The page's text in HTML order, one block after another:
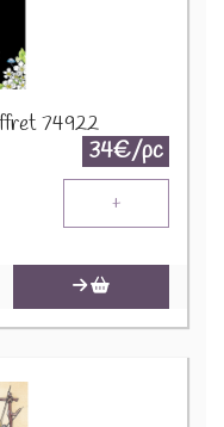
74922
34€/pc
+